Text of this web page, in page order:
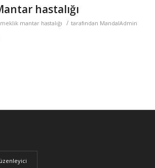
hastalığı
mantar hastalığı / tarafından MandalAdmin